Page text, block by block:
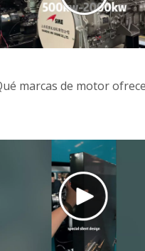
marcas de motor